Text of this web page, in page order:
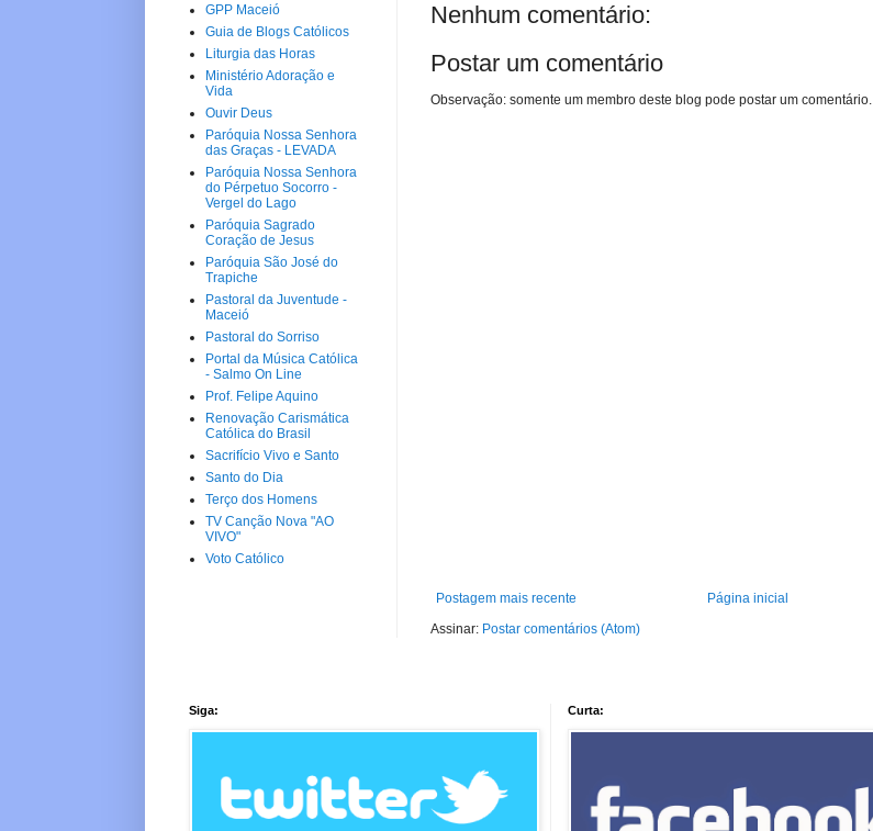
Nenhum comentário:
Postar um comentário
Observação: somente um membro deste blog pode postar um comentário.
Postagem mais recente
Página inicial
Assinar: Postar comentários (Atom)
GPP Maceió
Guia de Blogs Católicos
Liturgia das Horas
Ministério Adoração e
Vida
Ouvir Deus
Paróquia Nossa Senhora
das Graças - LEVADA
Paróquia Nossa Senhora
do Pérpetuo Socorro -
Vergel do Lago
Paróquia Sagrado
Coração de Jesus
Paróquia São José do
Trapiche
Pastoral da Juventude -
Maceió
Pastoral do Sorriso
Portal da Música Católica
- Salmo On Line
Prof. Felipe Aquino
Renovação Carismática
Católica do Brasil
Sacrifício Vivo e Santo
Santo do Dia
Terço dos Homens
TV Canção Nova "AO
VIVO"
Voto Católico
Siga: Curta: